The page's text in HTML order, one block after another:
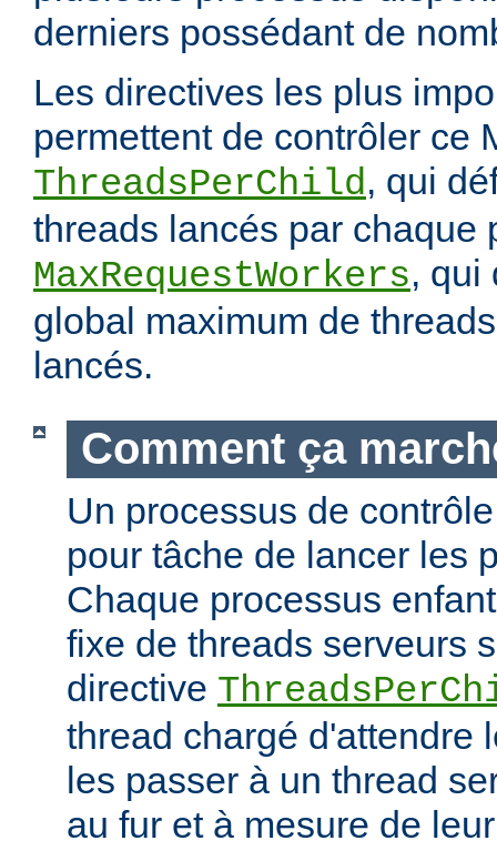
derniers possédant de
Les directives les plus
permettent de contrôler ce
ThreadsPerChild, qui
threads lancés par chaque
MaxRequestWorkers, qui
global maximum de
lancés.
Comment ça
Un processus de
pour tâche de lancer les
Chaque processus
fixe de threads serveurs
directive
thread chargé d'attendre
les passer à un thread
au fur et à mesure de